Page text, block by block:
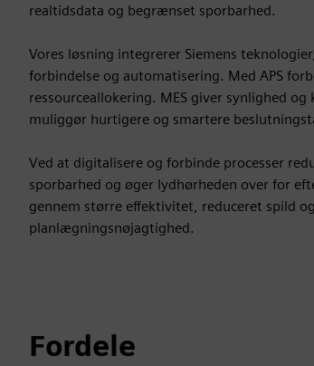
realtidsdata og begrænset sporbarhed.
Vores løsning integrerer Siemens
forbindelse og automatisering. Med APS
ressourceallokering. MES giver synlighed
muliggør hurtigere og smartere
Ved at digitalisere og forbinde processer
sporbarhed og øger lydhørheden over for
gennem større effektivitet, reduceret spild
planlægningsnøjagtighed.
Fordele